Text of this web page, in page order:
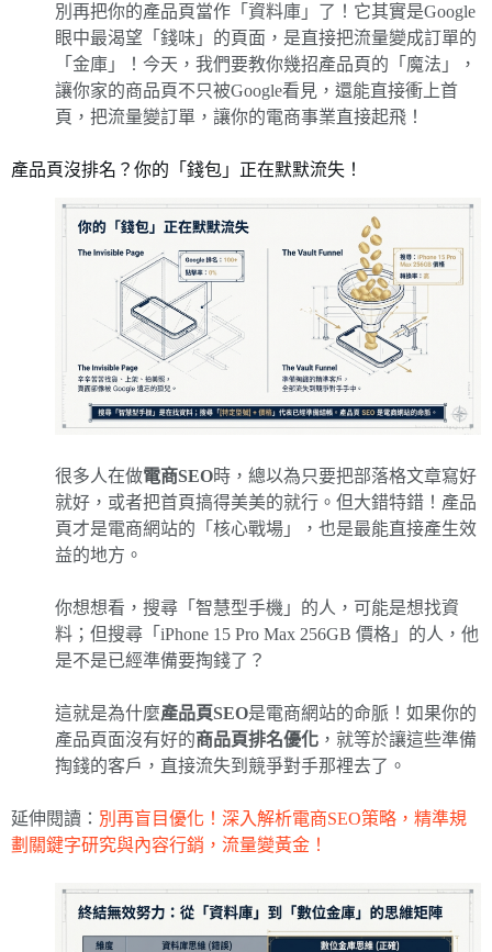
別再把你的產品頁當作「資料庫」了！它其實是Google
眼中最渴望「錢味」的頁面，是直接把流量變成訂單的
「金庫」！今天，我們要教你幾招產品頁的「魔法」，
讓你家的商品頁不只被Google看見，還能直接衝上首
頁，把流量變訂單，讓你的電商事業直接起飛！
產品頁沒排名？你的「錢包」正在默默流失！
很多人在做電商SEO時，總以為只要把部落格文章寫好
就好，或者把首頁搞得美美的就行。但大錯特錯！產品
頁才是電商網站的「核心戰場」，也是最能直接產生效
益的地方。
你想想看，搜尋「智慧型手機」的人，可能是想找資
料；但搜尋「iPhone 15 Pro Max 256GB 價格」的人，他
是不是已經準備要掏錢了？
這就是為什麼產品頁SEO是電商網站的命脈！如果你的
產品頁面沒有好的商品頁排名優化 ，就等於讓這些準備
掏錢的客戶，直接流失到競爭對手那裡去了。
延伸閱讀： 別再盲目優化！深入解析電商SEO策略，精準規
劃關鍵字研究與內容行銷，流量變黃金！